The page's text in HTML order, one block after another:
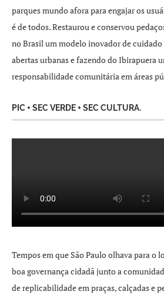
parques mundo afora para engajar os
é de todos. Restaurou e conservou
no Brasil um modelo inovador de cuidado
abertas urbanas e fazendo do Ibirapuera
responsabilidade comunitária em áreas
PIC + SEC VERDE + SEC CULTURA.
Tempos em que São Paulo olhava para o
boa governança cidadã junto a
de replicabilidade em praças, calçadas e